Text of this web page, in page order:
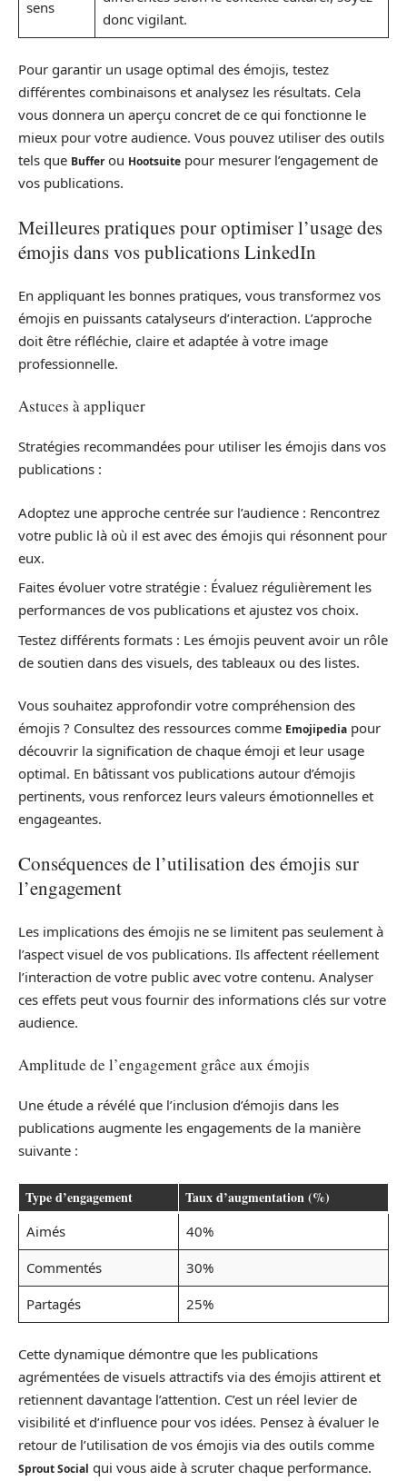
sens
donc vigilant.
Pour garantir un usage optimal des émojis, testez
différentes combinaisons et analysez les résultats. Cela
vous donnera un aperçu concret de ce qui fonctionne le
mieux pour votre audience. Vous pouvez utiliser des outils
tels que Bufferou Hootsuite pour mesurer l’engagement de
vos publications.
Meilleures pratiques pour optimiser l’usage des
émojis dans vos publications LinkedIn
En appliquant les bonnes pratiques, vous transformez vos
émojis en puissants catalyseurs d’interaction. L’approche
doit être réfléchie, claire et adaptée à votre image
professionnelle.
Astuces à appliquer
Stratégies recommandées pour utiliser les émojis dans vos
publications :
Adoptez une approche centrée sur l’audience : Rencontrez
votre public là où il est avec des émojis qui résonnent pour
eux.
Faites évoluer votre stratégie : Évaluez régulièrement les
performances de vos publications et ajustez vos choix.
Testez différents formats : Les émojis peuvent avoir un rôle
de soutien dans des visuels, des tableaux ou des listes.
Vous souhaitez approfondir votre compréhension des
émojis ? Consultez des ressources comme Emojipedia pour
découvrir la signification de chaque émoji et leur usage
optimal. En bâtissant vos publications autour d’émojis
pertinents, vous renforcez leurs valeurs émotionnelles et
engageantes.
Conséquences de l’utilisation des émojis sur
l’engagement
Les implications des émojis ne se limitent pas seulement à
l’aspect visuel de vos publications. Ils affectent réellement
l’interaction de votre public avec votre contenu. Analyser
ces effets peut vous fournir des informations clés sur votre
audience.
Amplitude de l’engagement grâce aux émojis
Une étude a révélé que l’inclusion d’émojis dans les
publications augmente les engagements de la manière
suivante :
Type d’engagement Taux d’augmentation (%)
Aimés
40%
Commentés
30%
Partagés
25%
Cette dynamique démontre que les publications
agrémentées de visuels attractifs via des émojis attirent et
retiennent davantage l’attention. C’est un réel levier de
visibilité et d’influence pour vos idées. Pensez à évaluer le
retour de l’utilisation de vos émojis via des outils comme
Sprout Social qui vous aide à scruter chaque performance.